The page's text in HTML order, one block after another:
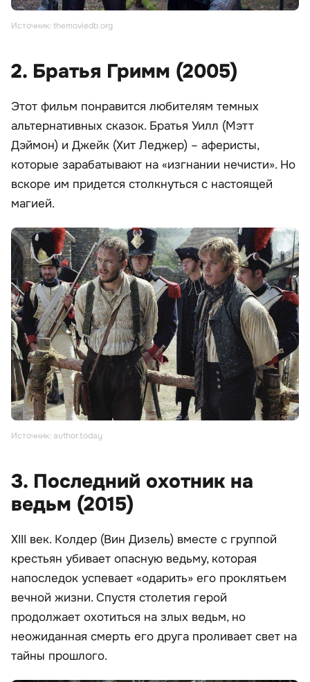
Источник: themoviedb.org
2. Братья Гримм (2005)
Этот фильм понравится любителям темных
альтернативных сказок. Братья Уилл (Мэтт
Дэймон) и Джейк (Хит Леджер) – аферисты,
которые зарабатывают на «изгнании нечисти». Но
вскоре им придется столкнуться с настоящей
магией.
Источник: author.today
3. Последний охотник на
ведьм (2015)
XIII век. Колдер (Вин Дизель) вместе с группой
крестьян убивает опасную ведьму, которая
напоследок успевает «одарить» его проклятьем
вечной жизни. Спустя столетия герой
продолжает охотиться на злых ведьм, но
неожиданная смерть его друга проливает свет на
тайны прошлого.